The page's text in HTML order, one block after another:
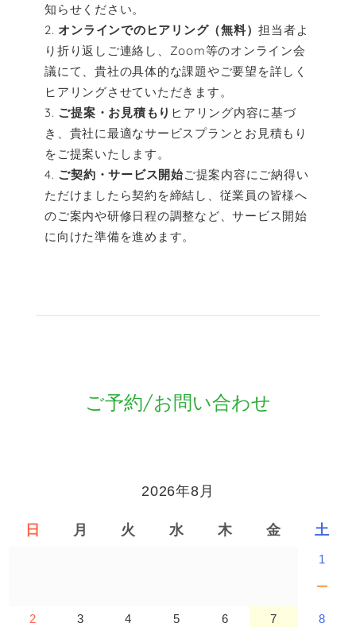
知らせください。
オンラインでのヒアリング（無料）担当者よ
り折り返しご連絡し、Zoom等のオンライン会
議にて、貴社の具体的な課題やご要望を詳しく
ヒアリングさせていただきます。
ご提案・お見積もり ヒアリング内容に基づ
き、貴社に最適なサービスプランとお見積もり
をご提案いたします。
ご契約・サービス開始ご提案内容にご納得い
ただけましたら契約を締結し、従業員の皆様へ
のご案内や研修日程の調整など、サービス開始
に向けた準備を進めます。
ご予約/お問い合わせ
2026年8月
日 月 火 水 木 金 土
1
－
2 3 4 5 6 7 8